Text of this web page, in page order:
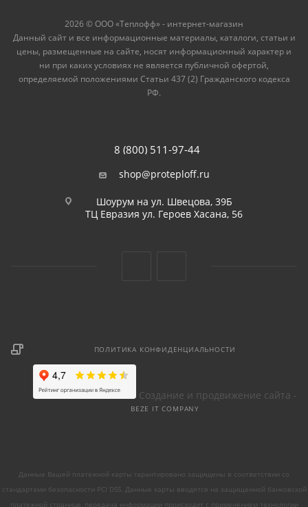
2026 © ООО «Теплофф» - интернет-магазин
Данный сайт и все информационные материалы, каталоги, статьи и
цены, размещенные на сайте, носят информационный характер и
ни при каких условиях не является публичной офертой,
определяемой положениями Статьи 437 (2) Гражданского кодекса
РФ.
8 (800) 511-97-44
shop@proteploff.ru
Шоурум на ул. Швецова, 39Б
ТЦ Евразия ул. Героев Хасана, 56
ПОЛИТИКА КОНФИДЕНЦИАЛЬНОСТИ
Создание и продвижение сайта -
BEZE IT COMPANY
Данные Вашей платежной карты гарантировано защищены в соответствии со
стандартами безопасности PCI DSS. Данные карты вводятся на защищенной банковской
платежной странице, передача информации происходит с применением технологии